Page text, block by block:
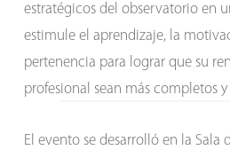
estratégicos del observatorio en
estimule el aprendizaje, la
pertenencia para lograr que su
profesional sean más completos y
El evento se desarrolló en la Sala